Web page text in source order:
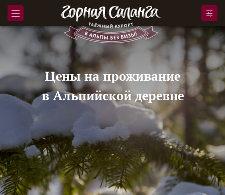
Цены на проживание
в Альпийской деревне